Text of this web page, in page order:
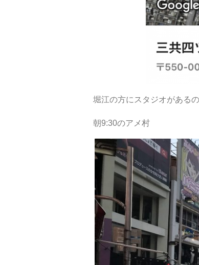
堀江の方にスタジオがある
朝9:30のアメ村